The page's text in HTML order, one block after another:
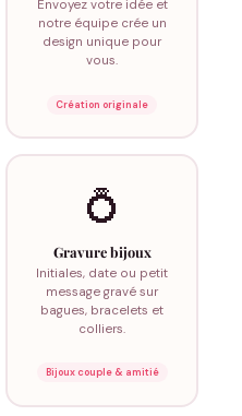
Envoyez votre idée et
notre équipe crée un
design unique pour
vous.
Création originale
💍
Gravure bijoux
Initiales, date ou petit
message gravé sur
bagues, bracelets et
colliers.
Bijoux couple & amitié